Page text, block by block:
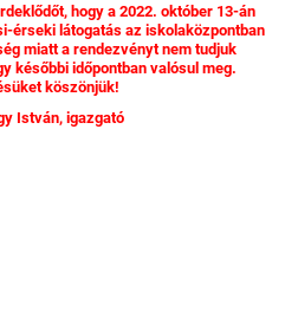
hogy a 2022. október 13-án
érseki látogatás az iskolaközpontban
miatt a rendezvényt nem tudjuk
későbbi időpontban valósul meg.
köszönjük!
István, igazgató